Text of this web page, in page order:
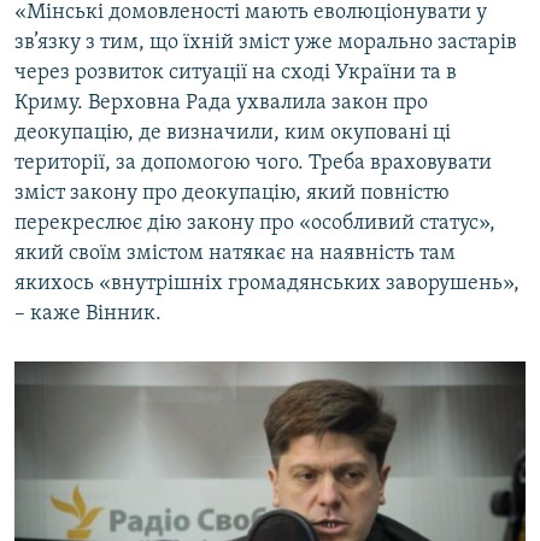
«Мінські домовленості мають еволюціонувати у
зв’язку з тим, що їхній зміст уже морально застарів
через розвиток ситуації на сході України та в
Криму. Верховна Рада ухвалила закон про
деокупацію, де визначили, ким окуповані ці
території, за допомогою чого. Треба враховувати
зміст закону про деокупацію, який повністю
перекреслює дію закону про «особливий статус»,
який своїм змістом натякає на наявність там
якихось «внутрішніх громадянських заворушень»,
– каже Вінник.